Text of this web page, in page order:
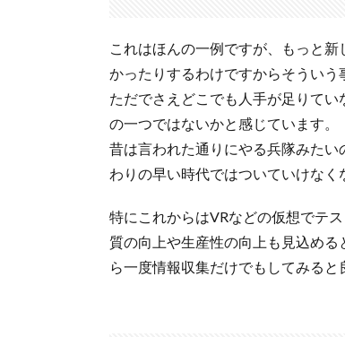
これはほんの一例ですが、もっと
かったりするわけですからそういう
ただでさえどこでも人手が足りて
の一つではないかと感じています。
昔は言われた通りにやる兵隊みた
わりの早い時代ではついていけなく
特にこれからはVRなどの仮想でテ
質の向上や生産性の向上も見込め
ら一度情報収集だけでもしてみると